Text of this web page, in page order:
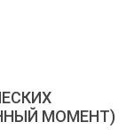
МОМЕНТ)